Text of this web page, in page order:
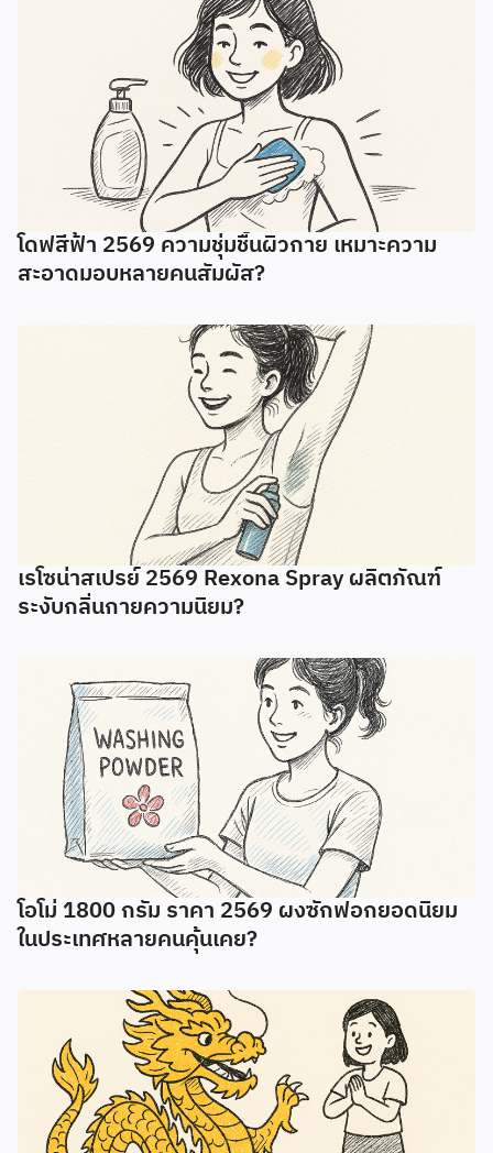
โดฟสีฟ้า 2569 ความชุ่มชื้นผิวกาย เหมาะความ
สะอาดมอบหลายคนสัมผัส?
เรโซน่าสเปรย์ 2569 Rexona Spray ผลิตภัณฑ์
ระงับกลิ่นกายความนิยม?
โอโม่ 1800 กรัม ราคา 2569 ผงซักฟอกยอดนิยม
ในประเทศหลายคนคุ้นเคย?